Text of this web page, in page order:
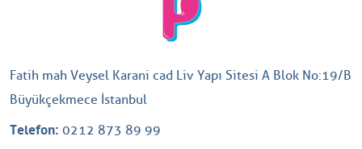
Fatih mah Veysel Karani cad Liv Yapı Sitesi A Blok No:19/B
Büyükçekmece İstanbul
Telefon: 0212 873 89 99